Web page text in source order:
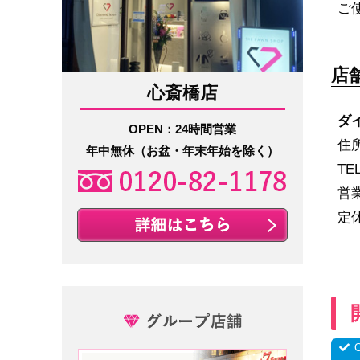
ご
店
ダ
住
営
定
心斎橋店
OPEN：24時間営業
年中無休（お盆・年末年始を除く）